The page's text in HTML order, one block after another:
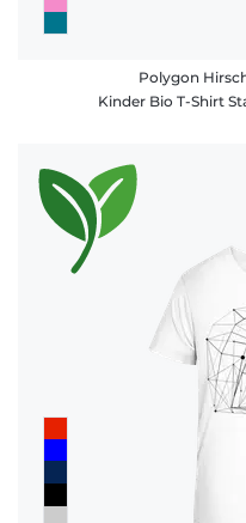
Polygon
Kinder Bio T-Shirt